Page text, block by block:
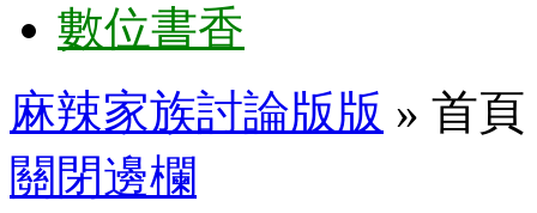
數位書香
麻辣家族討論版版 » 首頁
關閉邊欄